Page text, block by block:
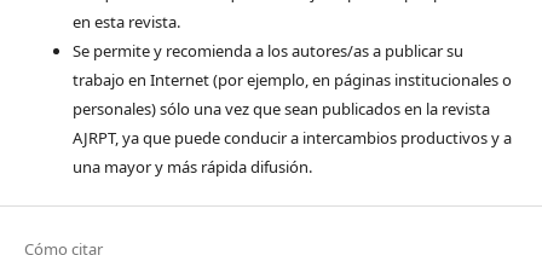
en esta revista.
Se permite y recomienda a los autores/as a publicar su
trabajo en Internet (por ejemplo, en páginas institucionales o
personales) sólo una vez que sean publicados en la revista
AJRPT, ya que puede conducir a intercambios productivos y a
una mayor y más rápida difusión.
Cómo citar